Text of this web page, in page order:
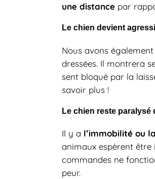
une distance par
Le chien devient
Nous avons
dressées. Il montrera
sent bloqué par la
savoir plus !
Le chien reste paralysé
Il y a l’immobilité ou
animaux espèrent
commandes ne
peur.